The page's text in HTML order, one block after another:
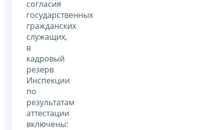
согласия
государственных
гражданских
служащих,
в
кадровый
резерв
Инспекции
по
результатам
аттестации
включены: